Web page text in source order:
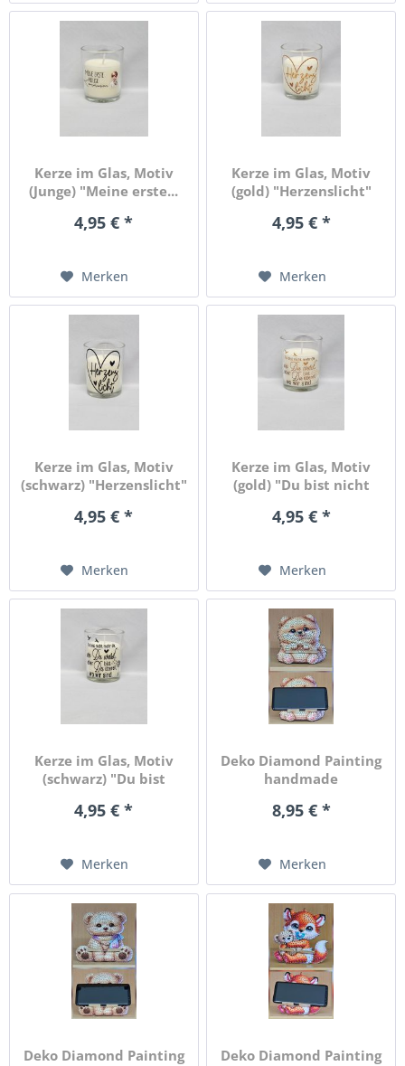
Kerze im Glas, Motiv
(Junge) "Meine erste...
4,95 € *
Merken
Kerze im Glas, Motiv
(gold) "Herzenslicht"
4,95 € *
Merken
Kerze im Glas, Motiv
(schwarz) "Herzenslicht"
4,95 € *
Merken
Kerze im Glas, Motiv
(gold) "Du bist nicht
4,95 € *
Merken
Kerze im Glas, Motiv
(schwarz) "Du bist
4,95 € *
Merken
Deko Diamond Painting
handmade
8,95 € *
Merken
Deko Diamond Painting
Deko Diamond Painting